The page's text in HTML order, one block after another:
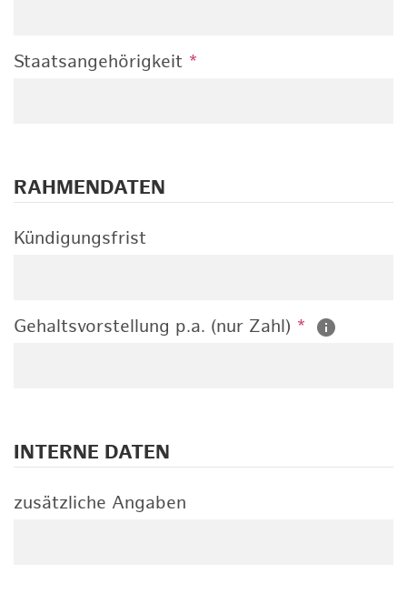
Staatsangehörigkeit *
RAHMENDATEN
Kündigungsfrist
Gehaltsvorstellung p.a. (nur Zahl) *
INTERNE DATEN
zusätzliche Angaben